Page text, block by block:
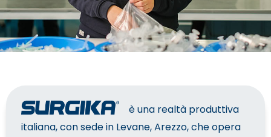
è una realtà produttiva
italiana, con sede in Levane, Arezzo, che opera